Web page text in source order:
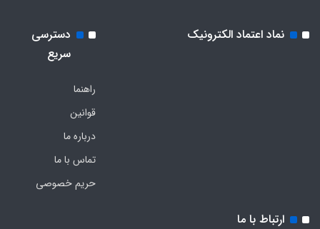
نماد اعتماد الکترونیک
دسترسی
سریع
راهنما
قوانین
درباره ما
تماس با ما
حریم خصوصی
ارتباط با ما